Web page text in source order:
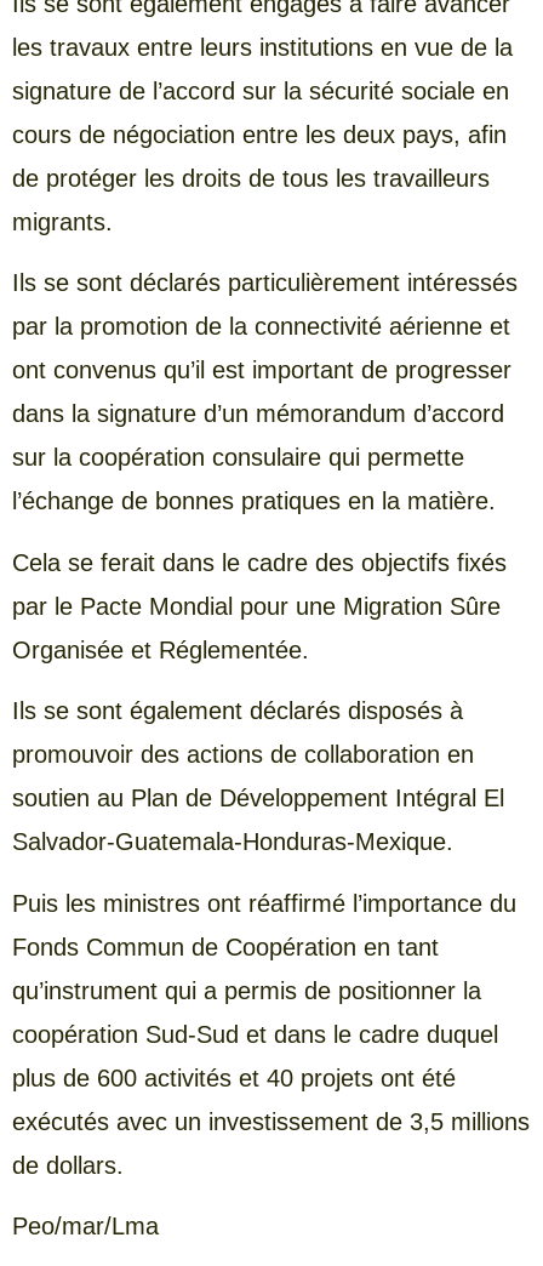
les travaux entre leurs institutions en vue de la
signature de l’accord sur la sécurité sociale en
cours de négociation entre les deux pays, afin
de protéger les droits de tous les travailleurs
migrants.
Ils se sont déclarés particulièrement intéressés
par la promotion de la connectivité aérienne et
ont convenus qu’il est important de progresser
dans la signature d’un mémorandum d’accord
sur la coopération consulaire qui permette
l’échange de bonnes pratiques en la matière.
Cela se ferait dans le cadre des objectifs fixés
par le Pacte Mondial pour une Migration Sûre
Organisée et Réglementée.
Ils se sont également déclarés disposés à
promouvoir des actions de collaboration en
soutien au Plan de Développement Intégral El
Salvador-Guatemala-Honduras-Mexique.
Puis les ministres ont réaffirmé l’importance du
Fonds Commun de Coopération en tant
qu’instrument qui a permis de positionner la
coopération Sud-Sud et dans le cadre duquel
plus de 600 activités et 40 projets ont été
exécutés avec un investissement de 3,5 millions
de dollars.
Peo/mar/Lma